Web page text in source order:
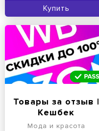
Купить
Товары за отзыв |
Кешбек
Мода и красота